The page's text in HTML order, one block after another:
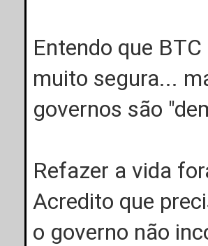
Entendo que
muito segura...
governos são
Refazer a vida
Acredito que
o governo não